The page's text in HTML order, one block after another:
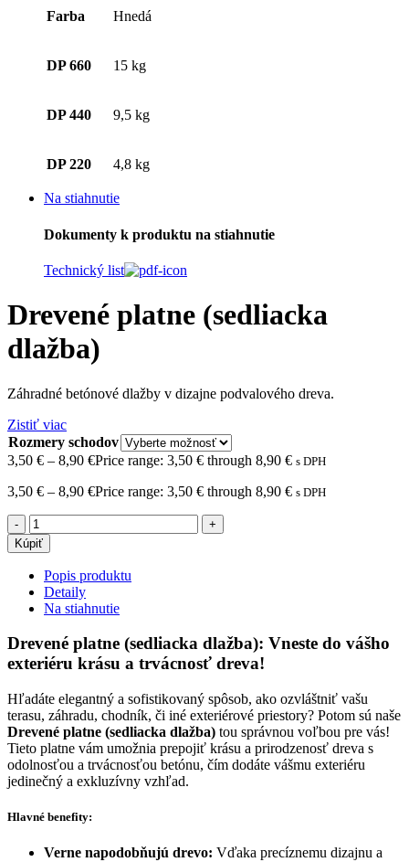
Farba Hnedá
DP 660 15 kg
DP 440 9,5 kg
DP 220 4,8 kg
Na stiahnutie
Dokumenty k produktu na stiahnutie
Technický list
Drevené platne (sedliacka
dlažba)
Záhradné betónové dlažby v dizajne podvalového dreva.
Zistiť viac
Rozmery schodov
3,50 € – 8,90 €Price range: 3,50 € through 8,90 € s DPH
3,50 € – 8,90 €Price range: 3,50 € through 8,90 € s DPH
Kúpiť
Popis produktu
Detaily
Na stiahnutie
Drevené platne (sedliacka dlažba): Vneste do vášho
exteriéru krásu a trvácnosť dreva!
Hľadáte elegantný a sofistikovaný spôsob, ako ozvláštniť vašu
terasu, záhradu, chodník, či iné exteriérové priestory? Potom sú naše
Drevené platne (sedliacka dlažba) tou správnou voľbou pre vás!
Tieto platne vám umožnia prepojiť krásu a prirodzenosť dreva s
odolnosťou a trvácnosťou betónu, čím dodáte vášmu exteriéru
jedinečný a exkluzívny vzhľad.
Hlavné benefity:
Verne napodobňujú drevo: Vďaka precíznemu dizajnu a